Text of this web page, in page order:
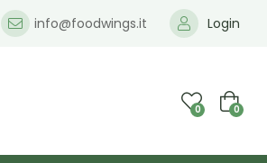
info@foodwings.it Login
0 0